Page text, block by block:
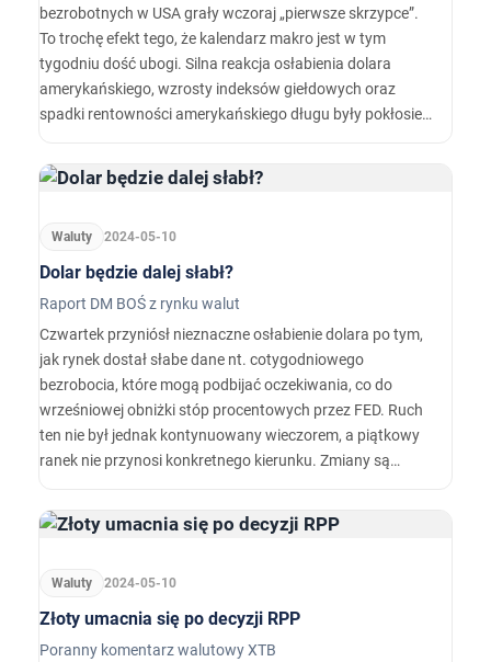
bezrobotnych w USA grały wczoraj „pierwsze skrzypce”.
To trochę efekt tego, że kalendarz makro jest w tym
tygodniu dość ubogi. Silna reakcja osłabienia dolara
amerykańskiego, wzrosty indeksów giełdowych oraz
spadki rentowności amerykańskiego długu były pokłosiem
Waluty 2024-05-10
Dolar będzie dalej słabł?
Raport DM BOŚ z rynku walut
Czwartek przyniósł nieznaczne osłabienie dolara po tym,
jak rynek dostał słabe dane nt. cotygodniowego
bezrobocia, które mogą podbijać oczekiwania, co do
wrześniowej obniżki stóp procentowych przez FED. Ruch
ten nie był jednak kontynuowany wieczorem, a piątkowy
ranek nie przynosi konkretnego kierunku. Zmiany są
norweska, a najsłabsze są dolar nowozelandzki i japoński
jen.
Waluty 2024-05-10
Złoty umacnia się po decyzji RPP
Poranny komentarz walutowy XTB